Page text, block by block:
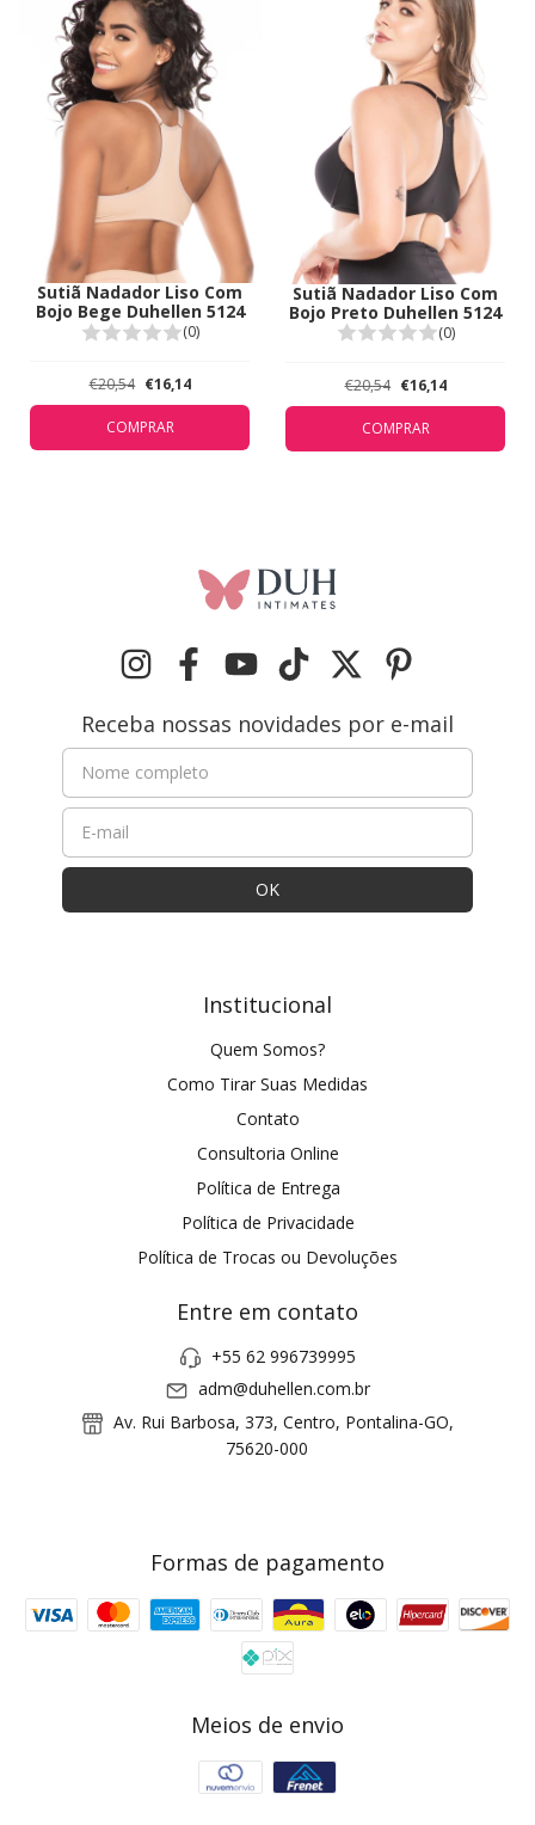
Sutiã Nadador Liso Com
Bojo Bege Duhellen 5124
(0)
€20,54 €16,14
COMPRAR
Sutiã Nadador Liso Com
Bojo Preto Duhellen 5124
(0)
€20,54 €16,14
COMPRAR
Receba nossas novidades por e-mail
Institucional
Quem Somos?
Como Tirar Suas Medidas
Contato
Consultoria Online
Política de Entrega
Política de Privacidade
Política de Trocas ou Devoluções
Entre em contato
+55 62 996739995
adm@duhellen.com.br
Av. Rui Barbosa, 373, Centro, Pontalina-GO,
75620-000
Formas de pagamento
Meios de envio